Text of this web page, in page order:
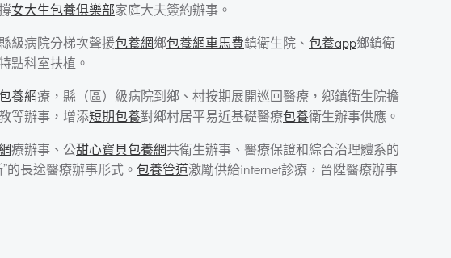
女大生包養俱樂部家庭大夫簽約辦事。
級病院分梯次聲援包養網鄉包養網車馬費鎮衛生院、 包養app鄉鎮衛
點科室扶植。
養網療，縣（區）級病院到鄉、村按期展開巡回醫療，鄉鎮衛生院擔
等辦事，增添短期包養對鄉村居平易近基礎醫療包養衛生辦事供應。
療辦事、公甜心寶貝包養網共衛生辦事、醫療保證和綜合治理體系的
長途醫療辦事形式。 包養管道激勵供給internet診療，晉陞醫療辦事